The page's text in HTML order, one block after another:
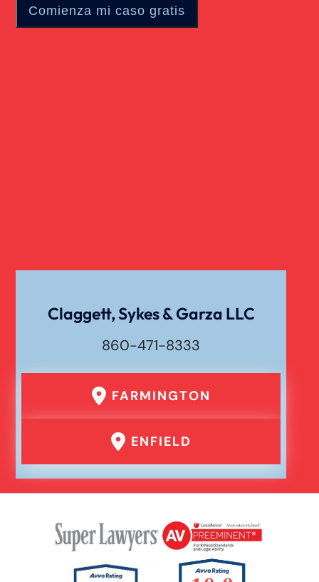
Claggett, Sykes & Garza LLC
860-471-8333
FARMINGTON
ENFIELD